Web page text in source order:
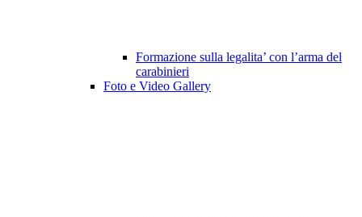
Formazione sulla legalita’ con l’arma del
carabinieri
Foto e Video Gallery